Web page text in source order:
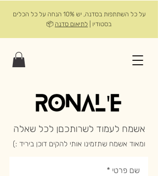
על כל השתתפות בסדנה, יש 10% הנחה על כל הכלים
בסטודיו | לתיאום סדנה 📦
אשמח לעמוד לשרותכםן לכל שאלה
ומאוד אשמח שתזמינו אותי להקים דוכן ביריד :)
שם פרטי